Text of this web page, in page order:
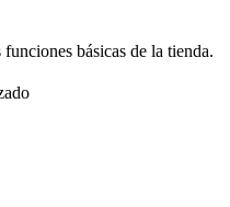
básicas de la tienda.